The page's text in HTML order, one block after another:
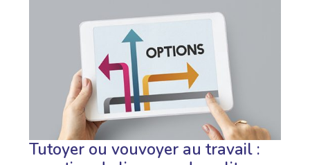
Tutoyer ou vouvoyer au travail :